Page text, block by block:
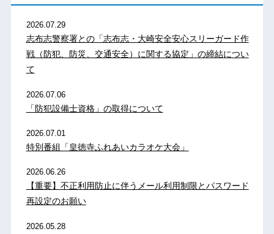
2026.07.29
志布志警察署との「志布志・大崎安全安心スリーガード作
戦（防犯、防災、交通安全）に関する協定」の締結につい
て
2026.07.06
「防犯設備士資格」の取得について
2026.07.01
特別番組「皇徳寺ふれあいカラオケ大会」
2026.06.26
【重要】不正利用防止に伴うメール利用制限とパスワード
再設定のお願い
2026.05.28